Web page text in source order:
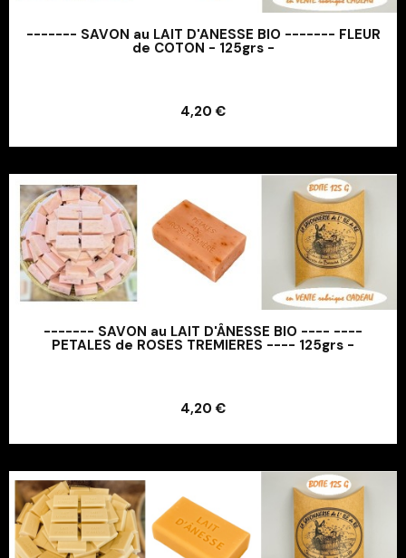
------- SAVON au LAIT D'ANESSE BIO ------- FLEUR
de COTON - 125grs -
4,20 €
Ajouter au panier
------- SAVON au LAIT D'ÂNESSE BIO ---- ----
PETALES de ROSES TREMIERES ---- 125grs -
4,20 €
Ajouter au panier